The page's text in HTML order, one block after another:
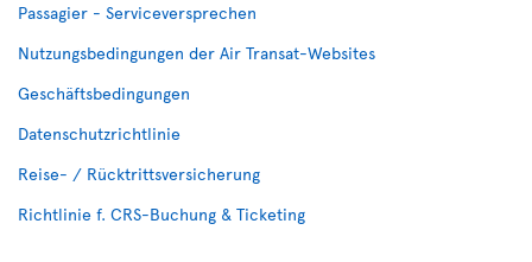
Passagier - Serviceversprechen
Nutzungsbedingungen der Air Transat-Websites
Geschäftsbedingungen
Datenschutzrichtlinie
Reise- / Rücktrittsversicherung
Richtlinie f. CRS-Buchung & Ticketing